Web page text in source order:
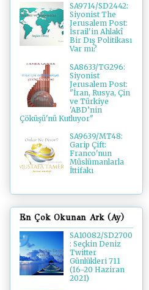
SA9714/SD2442:
Siyonist The
Jerusalem Post:
İsrail'in Ahlakî
Bir Dış Politikası
Var mı?
SA8633/TG296:
Siyonist
Jerusalem Post:
"İran, Rusya, Çin
ve Türkiye
'ABD’nin
Çöküşü'nü Kutluyor"
SA9639/MT48:
Garip Çift:
Franco'nun
Müslümanlarla
İttifakı
En Çok Okunan Ark (Ay)
SA10082/SD2700
: Seçkin Deniz
Twitter
Günlükleri 711
(16-20 Haziran
2021)